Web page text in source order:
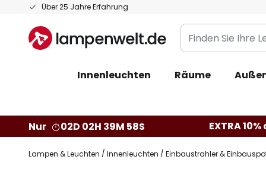
Über 25 Jahre Erfahrung
Zum
springen
Finden
Sie
Leuchte...
Innenleuchten Räume
Nur 02D 02H 39M 57S EXTRA
Lampen & Leuchten Innenleuchten Einbaustrahler &